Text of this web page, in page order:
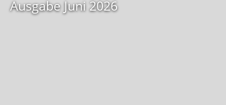
Ausgabe Juni 2026